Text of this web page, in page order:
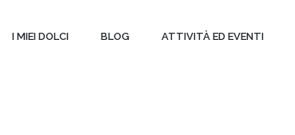
I MIEI DOLCI BLOG ATTIVITÀ ED EVENTI